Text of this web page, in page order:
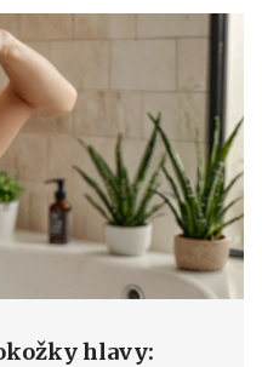
hlavy: